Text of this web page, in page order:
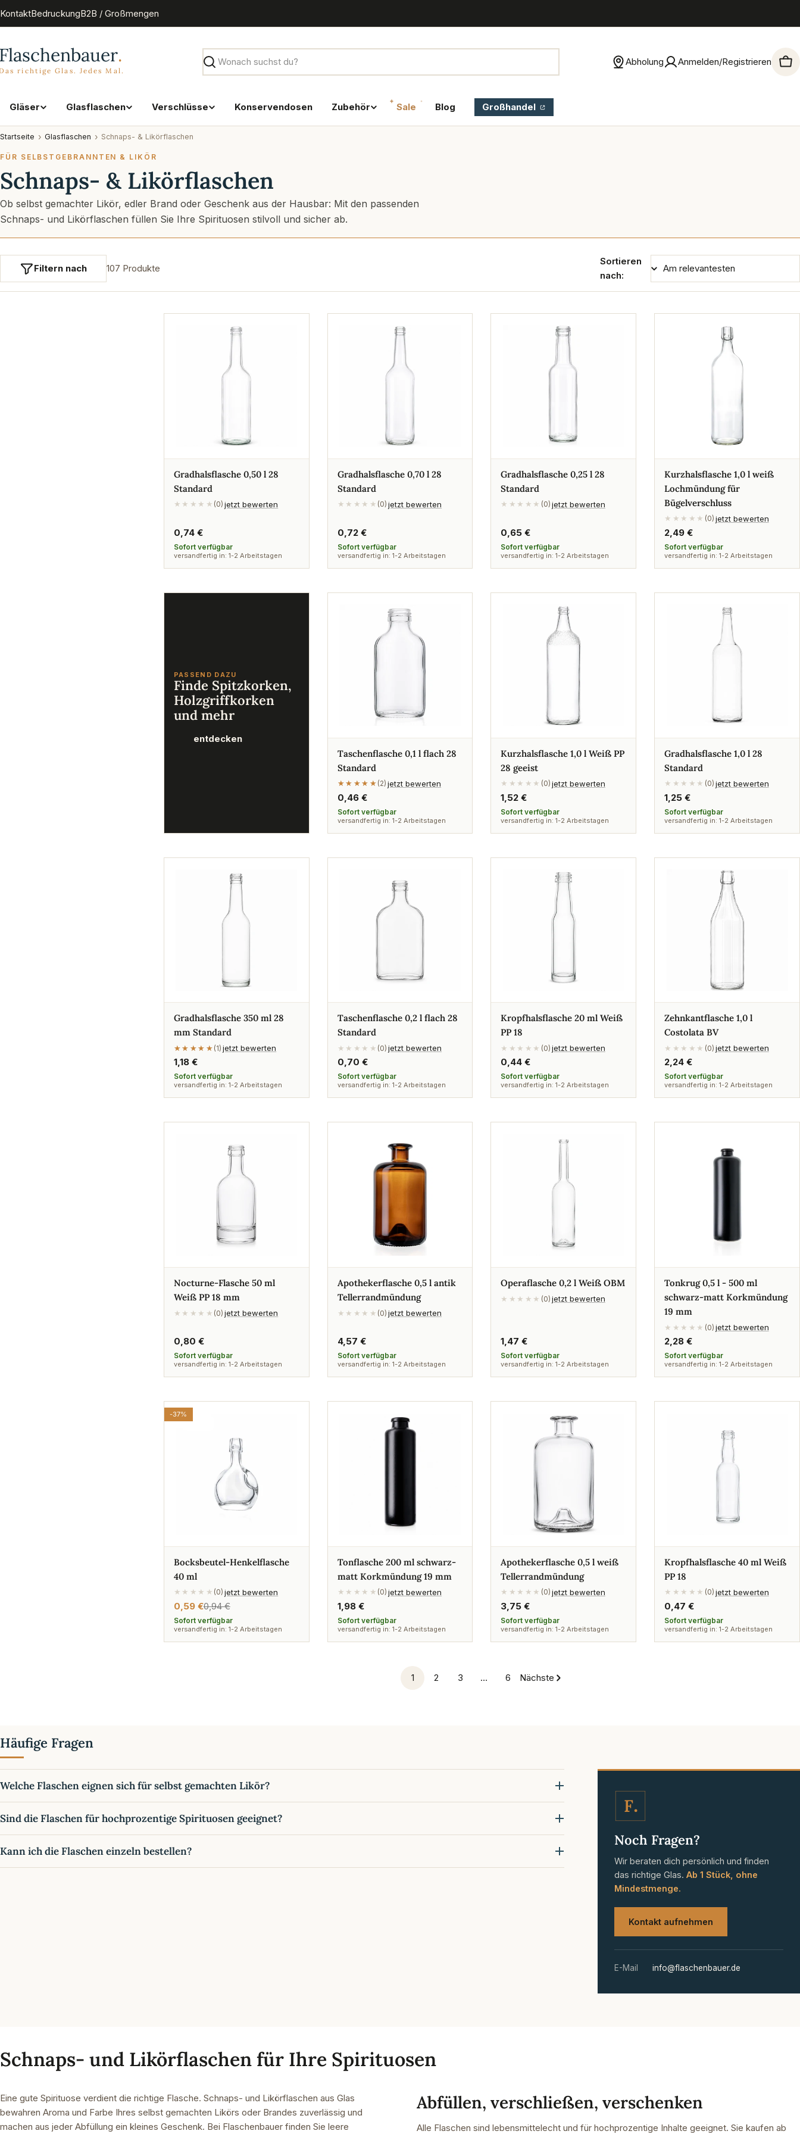
Inhalt
KontaktBedruckungB2B / Großmengen
Suchen
Abholung Anmelden/Registrieren
Gläser Glasflaschen Verschlüsse Konservendosen Zubehör Sale Blog Großhandel
Startseite Glasflaschen Schnaps- & Likörflaschen
FÜR SELBSTGEBRANNTEN & LIKÖR
Schnaps- & Likörflaschen
Ob selbst gemachter Likör, edler Brand oder Geschenk aus der Hausbar: Mit den passenden
Schnaps- und Likörflaschen füllen Sie Ihre Spirituosen stilvoll und sicher ab.
107 Produkte
Filtern nach
Sortieren
nach:
Gradhalsflasche 0,50 l 28
Standard
★★★★★ (0) jetzt bewerten
Regulärer
Preis
0,74 €
Sofort verfügbar
versandfertig in: 1-2 Arbeitstagen
Gradhalsflasche 0,70 l 28
Standard
★★★★★ (0) jetzt bewerten
Regulärer
Preis
0,72 €
Sofort verfügbar
versandfertig in: 1-2 Arbeitstagen
Gradhalsflasche 0,25 l 28
Standard
★★★★★ (0) jetzt bewerten
Regulärer
Preis
0,65 €
Sofort verfügbar
versandfertig in: 1-2 Arbeitstagen
Kurzhalsflasche 1,0 l weiß
Lochmündung für
Bügelverschluss
★★★★★ (0) jetzt bewerten
Regulärer
Preis
2,49 €
Sofort verfügbar
versandfertig in: 1-2 Arbeitstagen
PASSEND DAZU
Finde Spitzkorken,
Holzgriffkorken
und mehr
entdecken
Taschenflasche 0,1 l flach 28
Standard
★★★★★
★★★★★ (2) jetzt bewerten
Regulärer
Preis
0,46 €
Sofort verfügbar
versandfertig in: 1-2 Arbeitstagen
Kurzhalsflasche 1,0 l Weiß PP
28 geeist
★★★★★ (0) jetzt bewerten
Regulärer
Preis
1,52 €
Sofort verfügbar
versandfertig in: 1-2 Arbeitstagen
Gradhalsflasche 1,0 l 28
Standard
★★★★★ (0) jetzt bewerten
Regulärer
Preis
1,25 €
Sofort verfügbar
versandfertig in: 1-2 Arbeitstagen
Gradhalsflasche 350 ml 28
mm Standard
★★★★★
★★★★★ (1) jetzt bewerten
Regulärer
Preis
1,18 €
Sofort verfügbar
versandfertig in: 1-2 Arbeitstagen
Taschenflasche 0,2 l flach 28
Standard
★★★★★ (0) jetzt bewerten
Regulärer
Preis
0,70 €
Sofort verfügbar
versandfertig in: 1-2 Arbeitstagen
Kropfhalsflasche 20 ml Weiß
PP 18
★★★★★ (0) jetzt bewerten
Regulärer
Preis
0,44 €
Sofort verfügbar
versandfertig in: 1-2 Arbeitstagen
Zehnkantflasche 1,0 l
Costolata BV
★★★★★ (0) jetzt bewerten
Regulärer
Preis
2,24 €
Sofort verfügbar
versandfertig in: 1-2 Arbeitstagen
Nocturne-Flasche 50 ml
Weiß PP 18 mm
★★★★★ (0) jetzt bewerten
Regulärer
Preis
0,80 €
Sofort verfügbar
versandfertig in: 1-2 Arbeitstagen
Apothekerflasche 0,5 l antik
Tellerrandmündung
★★★★★ (0) jetzt bewerten
Regulärer
Preis
4,57 €
Sofort verfügbar
versandfertig in: 1-2 Arbeitstagen
Operaflasche 0,2 l Weiß OBM
★★★★★ (0) jetzt bewerten
Regulärer
Preis
1,47 €
Sofort verfügbar
versandfertig in: 1-2 Arbeitstagen
Tonkrug 0,5 l - 500 ml
schwarz-matt Korkmündung
19 mm
★★★★★ (0) jetzt bewerten
Regulärer
Preis
2,28 €
Sofort verfügbar
versandfertig in: 1-2 Arbeitstagen
-37%
Bocksbeutel-Henkelflasche
40 ml
★★★★★ (0) jetzt bewerten
Verkaufspreis
0,59 €
Regulärer
Preis
0,94 €
Sofort verfügbar
versandfertig in: 1-2 Arbeitstagen
Tonflasche 200 ml schwarz-
matt Korkmündung 19 mm
★★★★★ (0) jetzt bewerten
Regulärer
Preis
1,98 €
Sofort verfügbar
versandfertig in: 1-2 Arbeitstagen
Apothekerflasche 0,5 l weiß
Tellerrandmündung
★★★★★ (0) jetzt bewerten
Regulärer
Preis
3,75 €
Sofort verfügbar
versandfertig in: 1-2 Arbeitstagen
Kropfhalsflasche 40 ml Weiß
PP 18
★★★★★ (0) jetzt bewerten
Regulärer
Preis
0,47 €
Sofort verfügbar
versandfertig in: 1-2 Arbeitstagen
1 2 3 … 6 Nächste
Häufige Fragen
Welche Flaschen eignen sich für selbst gemachten Likör?
Sind die Flaschen für hochprozentige Spirituosen geeignet?
Kann ich die Flaschen einzeln bestellen?
F
Noch Fragen?
Wir beraten dich persönlich und finden
das richtige Glas. Ab 1 Stück, ohne
Mindestmenge.
Kontakt aufnehmen
E-Mail info@flaschenbauer.de
Schnaps- und Likörflaschen für Ihre Spirituosen
Eine gute Spirituose verdient die richtige Flasche. Schnaps- und Likörflaschen aus Glas
bewahren Aroma und Farbe Ihres selbst gemachten Likörs oder Brandes zuverlässig und
machen aus jeder Abfüllung ein kleines Geschenk. Bei Flaschenbauer finden Sie leere
Abfüllen, verschließen, verschenken
Alle Flaschen sind lebensmittelecht und für hochprozentige Inhalte geeignet. Sie kaufen ab